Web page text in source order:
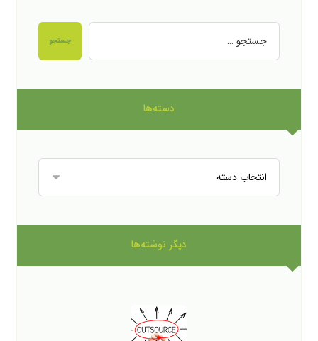
جستجو
دسته‌ها
دیگر نوشته‌ها